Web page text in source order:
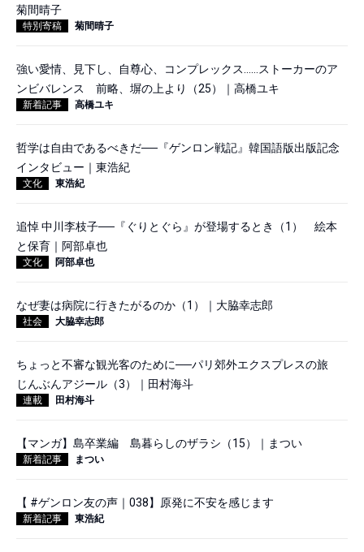
菊間晴子
特別寄稿 菊間晴子
強い愛情、見下し、自尊心、コンプレックス……ストーカーのア
ンビバレンス 前略、塀の上より（25）｜高橋ユキ
新着記事 高橋ユキ
哲学は自由であるべきだ──『ゲンロン戦記』韓国語版出版記念
インタビュー｜東浩紀
文化 東浩紀
追悼 中川李枝子──『ぐりとぐら』が登場するとき（1） 絵本
と保育｜阿部卓也
文化 阿部卓也
なぜ妻は病院に行きたがるのか（1）｜大脇幸志郎
社会 大脇幸志郎
ちょっと不審な観光客のために──パリ郊外エクスプレスの旅
じんぶんアジール（3）｜田村海斗
連載 田村海斗
【マンガ】島卒業編 島暮らしのザラシ（15）｜まつい
新着記事 まつい
【 #ゲンロン友の声｜038】原発に不安を感じます
新着記事 東浩紀